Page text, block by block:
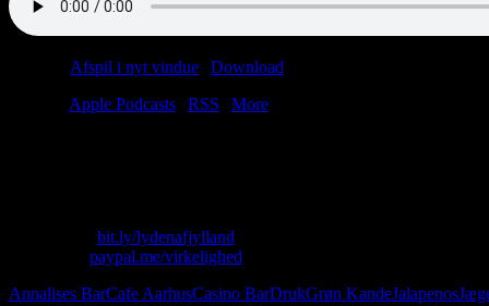
Afspil i nyt vindue Download
Apple Podcasts RSS
More
bit.ly/lydenafjylland
paypal.me/virkelighed
Annalises BarCafe AarhusCasino BarDrukGrøn KandeJalapenos